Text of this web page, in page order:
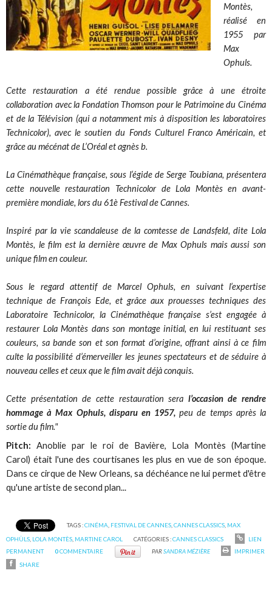
Montès,
réalisé en
1955 par
Max
Ophuls.
Cette restauration a été rendue possible grâce à une étroite
collaboration avec la Fondation Thomson pour le Patrimoine du Cinéma
et de la Télévision (qui a notamment mis à disposition les laboratoires
Technicolor), avec le soutien du Fonds Culturel Franco Américain, et
grâce au mécénat de L’Oréal et agnès b.
La Cinémathèque française, sous l’égide de Serge Toubiana, présentera
cette nouvelle restauration Technicolor de Lola Montès en avant-
première mondiale, lors du 61è Festival de Cannes.
Inspiré par la vie scandaleuse de la comtesse de Landsfeld, dite Lola
Montès, le film est la dernière œuvre de Max Ophuls mais aussi son
unique film en couleur.
Sous le regard attentif de Marcel Ophuls, en suivant l’expertise
technique de François Ede, et grâce aux prouesses techniques des
Laboratoire Technicolor, la Cinémathèque française s’est engagée à
restaurer Lola Montès dans son montage initial, en lui restituant ses
couleurs, sa bande son et son format d’origine, offrant ainsi à ce film
culte la possibilité d’émerveiller les jeunes spectateurs et de séduire à
nouveau celles et ceux que le film avait déjà conquis.
Cette présentation de cette restauration sera l’occasion de rendre
hommage à Max Ophuls, disparu en 1957, peu de temps après la
sortie du film."
Pitch: Anoblie par le roi de Bavière, Lola Montès (Martine
Carol) était l'une des courtisanes les plus en vue de son époque.
Dans ce cirque de New Orleans, sa déchéance ne lui permet d'être
qu'une artiste de second plan...
TAGS :CINÉMA FESTIVAL DE CANNES, CANNES CLASSICS, MAX
OPHÜLS LOLA MONTÈS MARTINE CAROL CATÉGORIES :CANNES CLASSICS
LIEN
PERMANENT
0COMMENTAIRE PARSANDRA MÉZIÈRE
IMPRIMER
SHARE